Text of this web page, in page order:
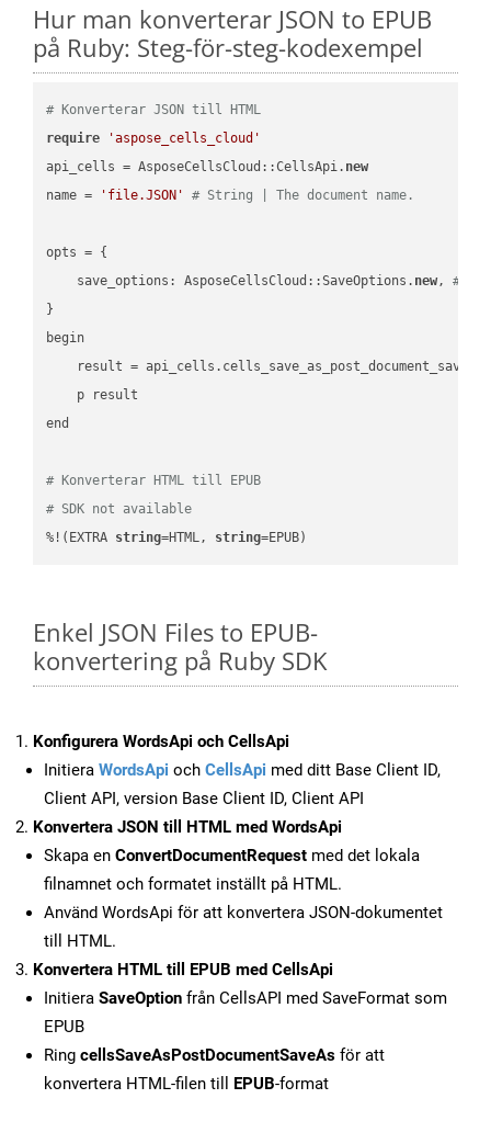
Hur man konverterar JSON to EPUB
på Ruby: Steg-för-steg-kodexempel
# Konverterar JSON till HTML
require
'aspose_cells_cloud'
api_cells = AsposeCellsCloud::CellsApi. new
name =
'file.JSON' # String | The document name.
opts = {
    save_options: AsposeCellsCloud::SaveOptions.
new, #
}
begin
result =
    p result
end
# Konverterar HTML till EPUB
# SDK not available
%!(EXTRA string=HTML, string=EPUB)
Enkel JSON Files to EPUB-
konvertering på Ruby SDK
Konfigurera WordsApi och CellsApi
Initiera WordsApi och CellsApi med ditt Base Client ID,
Client API, version Base Client ID, Client API
Konvertera JSON till HTML med WordsApi
Skapa en ConvertDocumentRequest med det lokala
filnamnet och formatet inställt på HTML.
Använd WordsApi för att konvertera JSON-dokumentet
till HTML.
Konvertera HTML till EPUB med CellsApi
Initiera SaveOption från CellsAPI med SaveFormat som
EPUB
Ring cellsSaveAsPostDocumentSaveAs för att
konvertera HTML-filen till EPUB-format